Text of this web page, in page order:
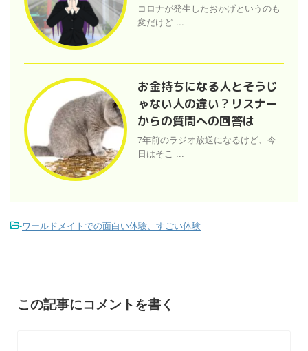
コロナが発生したおかげというのも
変だけど ...
お金持ちになる人とそうじ
ゃない人の違い？リスナー
からの質問への回答は
7年前のラジオ放送になるけど、今
日はそこ ...
-ワールドメイトでの面白い体験、すごい体験
この記事にコメントを書く